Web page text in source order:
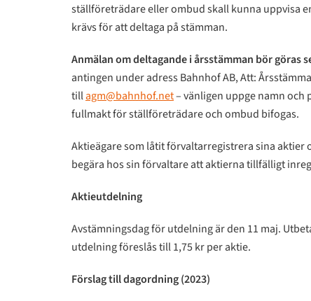
ställföreträdare eller ombud skall kunna uppvisa
krävs för att deltaga på stämman.
Anmälan om deltagande i årsstämman bör göras
antingen under adress Bahnhof AB, Att:
tillagm@bahnhof.net– vänligen uppge namn
fullmakt för ställföreträdare och ombud bifogas.
Aktieägare som låtit förvaltarregistrera sina aktier
begära hos sin förvaltare att aktierna tillfälligt
Aktieutdelning
Avstämningsdag för utdelning är den 11 maj.
utdelning föreslås till 1,75 kr per aktie.
Förslag till dagordning (2023)